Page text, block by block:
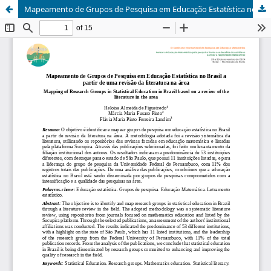
Mapeamento de Grupos de Pesquisa em Educação Estatística no Brasil a partir de uma revisão da literatura na área